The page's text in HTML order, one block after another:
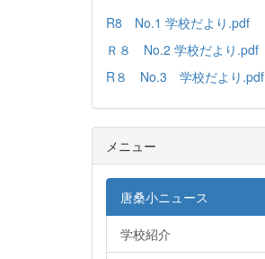
R8 No.1 学校だより.pdf
Ｒ８ No.2 学校だより.pdf
R８ No.3 学校だより.pdf
メニュー
唐桑小ニュース
学校紹介